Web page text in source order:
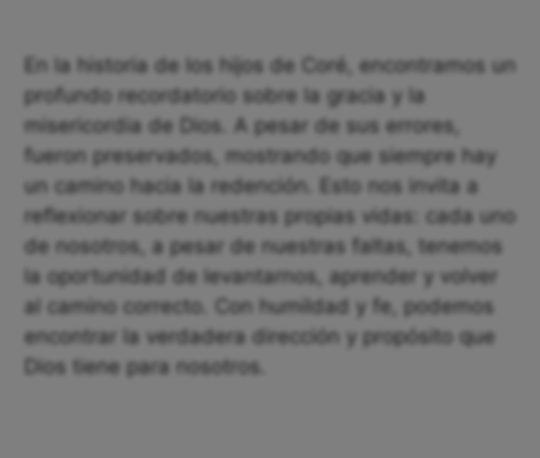
En la historia de los hijos de Coré, encontramos un
profundo recordatorio sobre la gracia y la
misericordia de Dios. A pesar de sus errores,
fueron preservados, mostrando que siempre hay
un camino hacia la redención. Esto nos invita a
reflexionar sobre nuestras propias vidas: cada uno
de nosotros, a pesar de nuestras faltas, tenemos
la oportunidad de levantarnos, aprender y volver
al camino correcto. Con humildad y fe, podemos
encontrar la verdadera dirección y propósito que
Dios tiene para nosotros.